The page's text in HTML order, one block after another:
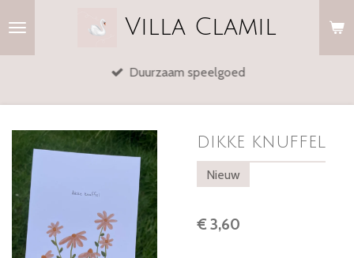
hoofdinhoud
Villa Clamil
Duurzaam speelgoed
dikke knuffel
Nieuw
€ 3,60